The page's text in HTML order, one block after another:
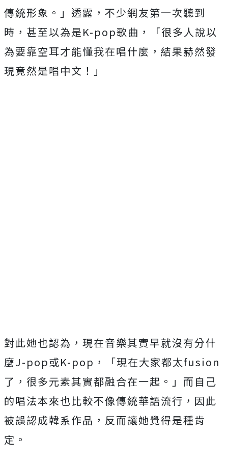
傳統形象。」透露，不少網友第一次聽到
時，甚至以為是K-pop歌曲，「很多人說以
為要靠空耳才能懂我在唱什麼， 結果赫然發
現竟然是唱中文！」
對此她也認為，現在音樂其實早就沒有分什
麼J-pop或K-pop ，「現在大家都太fusion
了， 很多元素其實都融合在一起。」 而自己
的唱法本來也比較不像傳統華語流行， 因此
被誤認成韓系作品，反而讓她覺得是種肯
定。